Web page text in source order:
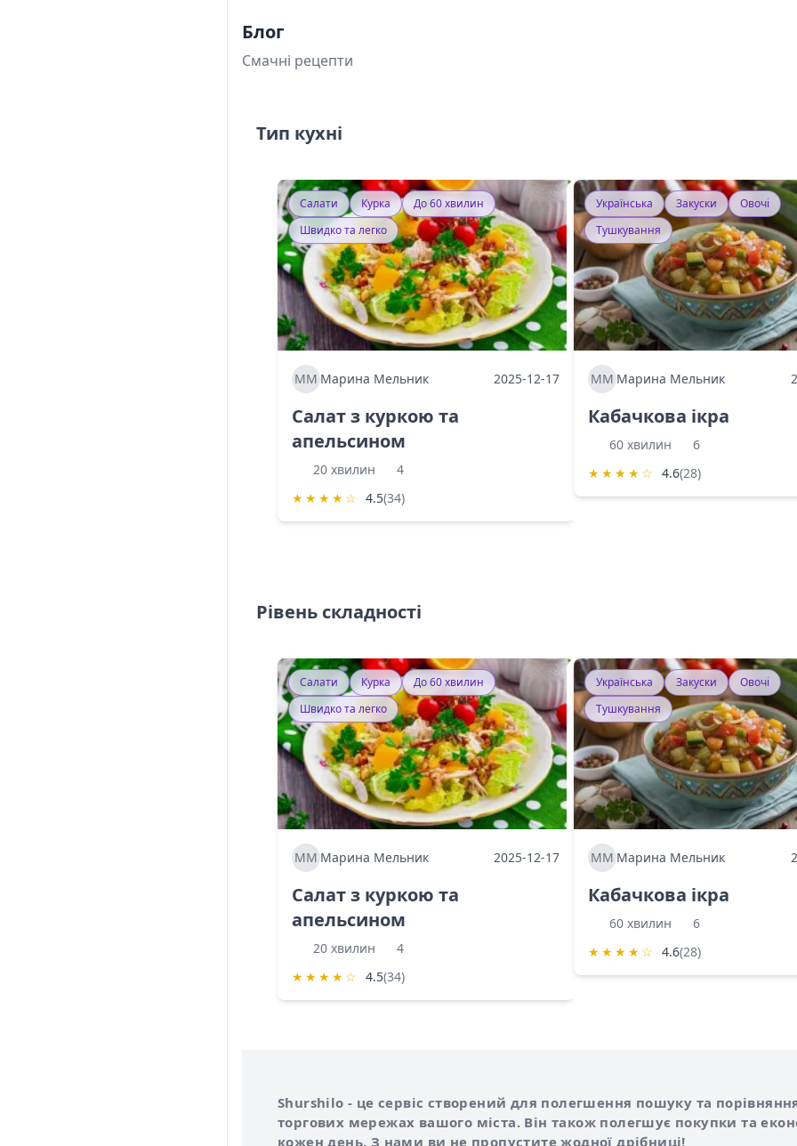
Блог
Смачні рецепти
Тип кухні
Салати Курка
До 60 хвилин
Швидко та легко
ММ Марина Мельник 2025-12-17
Салат з куркою та
апельсином
20 хвилин
4
★ ★ ★ ★ ☆ 4.5(34)
Українська Закуски
Овочі
Тушкування
ММ Марина Мельник
Кабачкова ікра
60 хвилин
6
★ ★ ★ ★ ☆ 4.6(28)
Рівень складності
Салати Курка
До 60 хвилин
Швидко та легко
ММ Марина Мельник 2025-12-17
Салат з куркою та
апельсином
20 хвилин
4
★ ★ ★ ★ ☆ 4.5(34)
Українська Закуски
Овочі
Тушкування
ММ Марина Мельник
Кабачкова ікра
60 хвилин
6
★ ★ ★ ★ ☆ 4.6(28)
Про сервіс Shurshilo
Shurshilo - це сервіс створений для полегшення пошуку та
торгових мережах вашого міста. Він також полегшує покупки та
кожен день. З нами ви не пропустите жодної дрібниці!